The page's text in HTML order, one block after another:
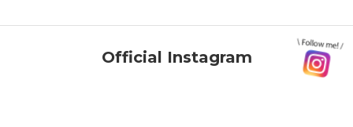
Official Instagram